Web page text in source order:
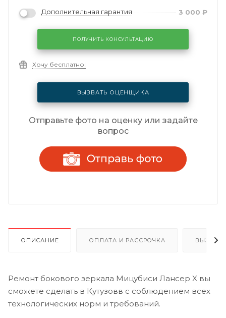
Дополнительная гарантия 3 000 ₽
ПОЛУЧИТЬ КОНСУЛЬТАЦИЮ
Хочу бесплатно!
ВЫЗВАТЬ ОЦЕНЩИКА
Отправьте фото на оценку или задайте
вопрос
ОПИСАНИЕ ОПЛАТА И РАССРОЧКА ВЫЗОВ
Ремонт бокового зеркала Мицубиси Лансер X вы
сможете сделать в Кутузовв с соблюдением всех
технологических норм и требований.